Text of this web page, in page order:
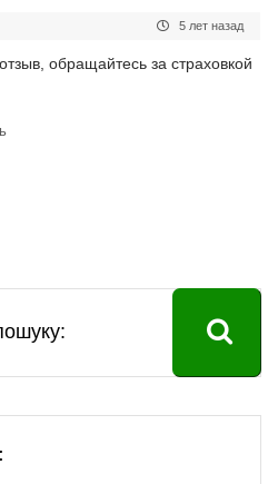
5 лет назад
обращайтесь за страховкой